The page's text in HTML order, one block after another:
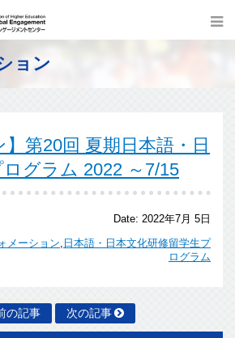
ョン
】第20回 夏期日本語・日
グラム 2022 ～7/15
Date: 2022年7月 5日
メーション, 日本語・日本文化研修留学生プ
ログラム
の記事 次の記事